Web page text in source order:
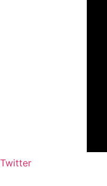
Twitter